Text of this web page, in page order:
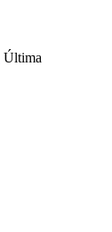
Última